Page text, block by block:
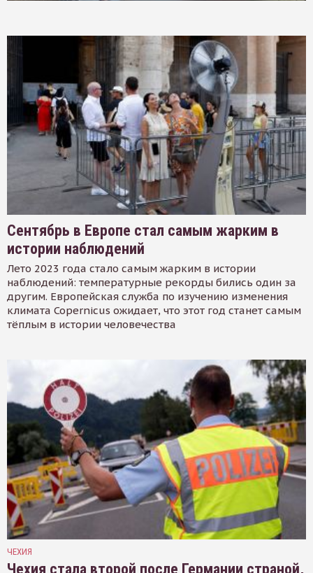
Сентябрь в Европе стал самым жарким в
истории наблюдений
Лето 2023 года стало самым жарким в истории
наблюдений: температурные рекорды бились один за
другим. Европейская служба по изучению изменения
климата Copernicus ожидает, что этот год станет самым
тёплым в истории человечества
ЧЕХИЯ
Чехия стала второй после Германии страной,